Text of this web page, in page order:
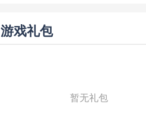
游戏礼包
暂无礼包